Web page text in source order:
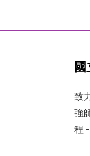
致
強
程